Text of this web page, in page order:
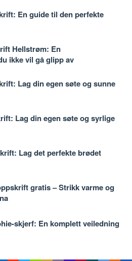
En guide til den perfekte
Hellstrøm: En
ikke vil gå glipp av
Lag din egen søte og sunne
Lag din egen søte og syrlige
Lag det perfekte brødet
gratis – Strikk varme og
skjerf: En komplett veiledning